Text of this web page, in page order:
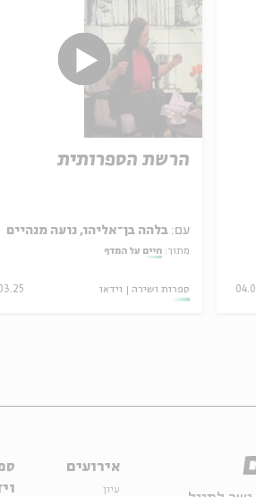
הרשת הספרותית
עם: בלהה בן־אליהו, נועה מנהיים
מתוך: חיים על המדף
ספרות ושירה וידאו
אירועים
עיון